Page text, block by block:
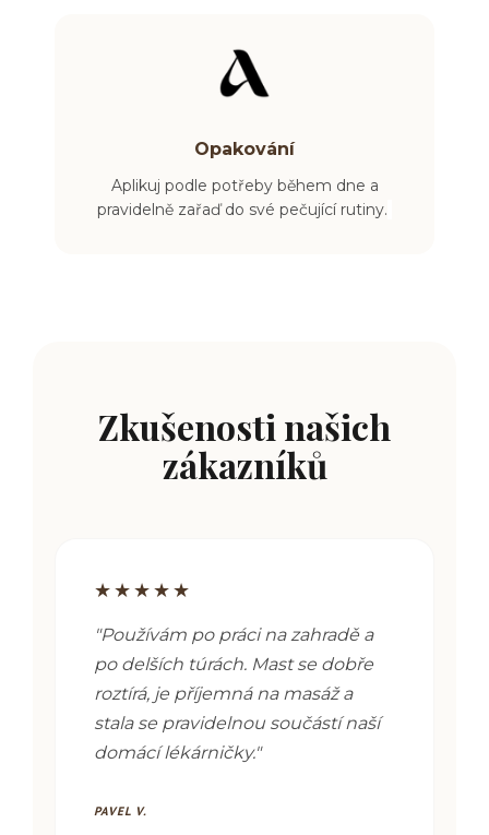
Opakování
Aplikuj podle potřeby během dne a
pravidelně zařaď do své pečující rutiny.
Zkušenosti našich
zákazníků
★★★★★
"Používám po práci na zahradě a
po delších túrách. Mast se dobře
roztírá, je příjemná na masáž a
stala se pravidelnou součástí naší
domácí lékárničky."
PAVEL V.